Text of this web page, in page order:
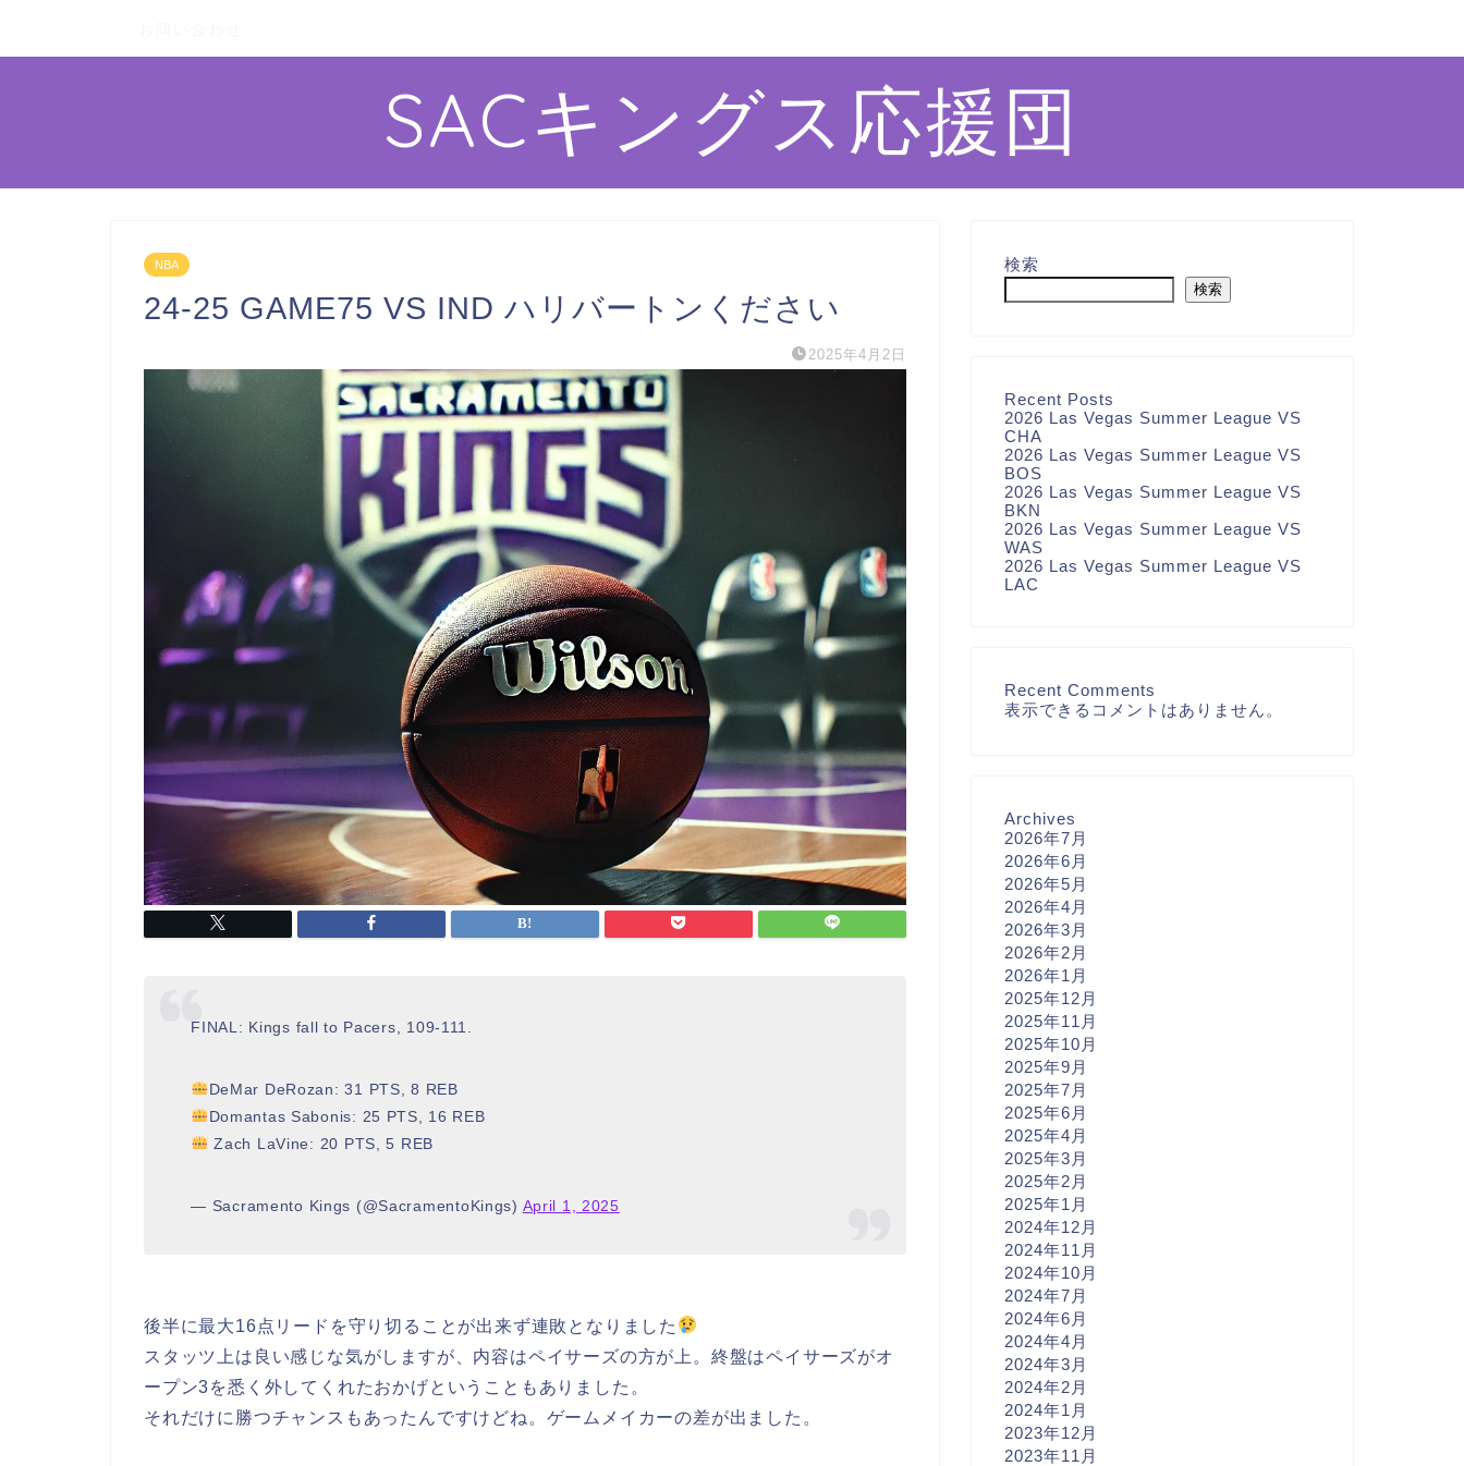
SACキングス応援団
NBA
24-25 GAME75 VS IND ハリバートンください
2025年4月2日
FINAL: Kings fall to Pacers, 109-111.
DeMar DeRozan: 31 PTS, 8 REB
Domantas Sabonis: 25 PTS, 16 REB
Zach LaVine: 20 PTS, 5 REB
— Sacramento Kings (@SacramentoKings) April 1, 2025
後半に最大16点リードを守り切ることが出来ず連敗となりました
スタッツ上は良い感じな気がしますが、内容はペイサーズの方が上。終盤はペイサーズがオ
ープン3を悉く外してくれたおかげということもありました。
それだけに勝つチャンスもあったんですけどね。ゲームメイカーの差が出ました。
検索
検索
Recent Posts
2026 Las Vegas Summer League VS
CHA
2026 Las Vegas Summer League VS
BOS
2026 Las Vegas Summer League VS
BKN
2026 Las Vegas Summer League VS
WAS
2026 Las Vegas Summer League VS
LAC
Recent Comments
表示できるコメントはありません。
Archives
2026年7月
2026年6月
2026年5月
2026年4月
2026年3月
2026年2月
2026年1月
2025年12月
2025年11月
2025年10月
2025年9月
2025年7月
2025年6月
2025年4月
2025年3月
2025年2月
2025年1月
2024年12月
2024年11月
2024年10月
2024年7月
2024年6月
2024年4月
2024年3月
2024年2月
2024年1月
2023年12月
2023年11月